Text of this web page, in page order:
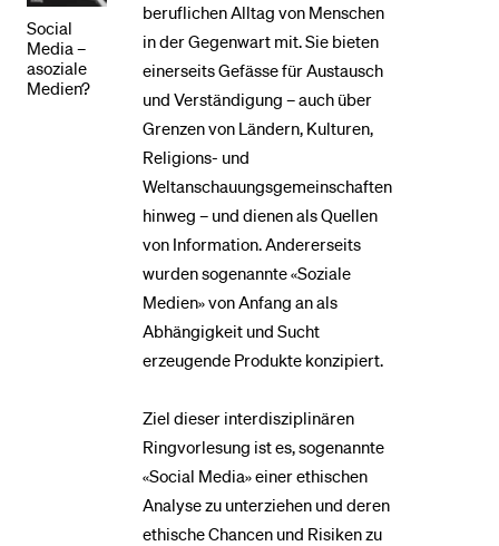
Social
Media –
asoziale
Medien?
beruflichen Alltag von Menschen
in der Gegenwart mit. Sie bieten
einerseits Gefässe für Austausch
und Verständigung – auch über
Grenzen von Ländern, Kulturen,
Religions- und
Weltanschauungsgemeinschaften
hinweg – und dienen als Quellen
von Information. Andererseits
wurden sogenannte «Soziale
Medien» von Anfang an als
Abhängigkeit und Sucht
erzeugende Produkte konzipiert.
Ziel dieser interdisziplinären
Ringvorlesung ist es, sogenannte
«Social Media» einer ethischen
Analyse zu unterziehen und deren
ethische Chancen und Risiken zu
Anmeldung und Zulassung